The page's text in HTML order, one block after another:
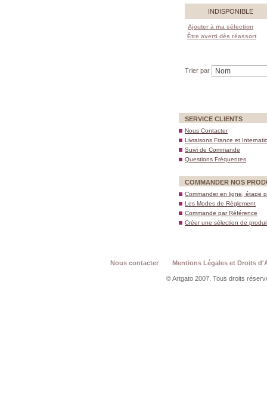
INDISPONIBLE
Ajouter à ma sélection
Être averti dès réassort
Trier par
SERVICE CLIENTS
Nous Contacter
Livraisons France et
Suivi de Commande
Questions Fréquentes
COMMANDER NOS
Commander en ligne, étape
Les Modes de Règlement
Commande par Référence
Créer une sélection de
Nous contacter Mentions Légales et Droits
© Artgato 2007. Tous droits